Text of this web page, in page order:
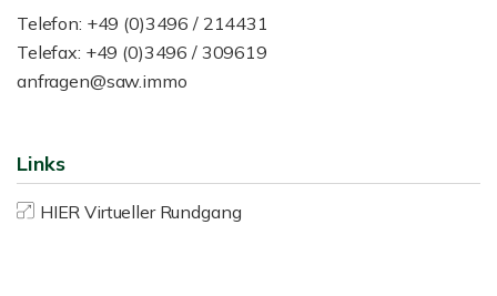
Telefon: +49 (0)3496 / 214431
Telefax: +49 (0)3496 / 309619
anfragen@saw.immo
Links
HIER Virtueller Rundgang